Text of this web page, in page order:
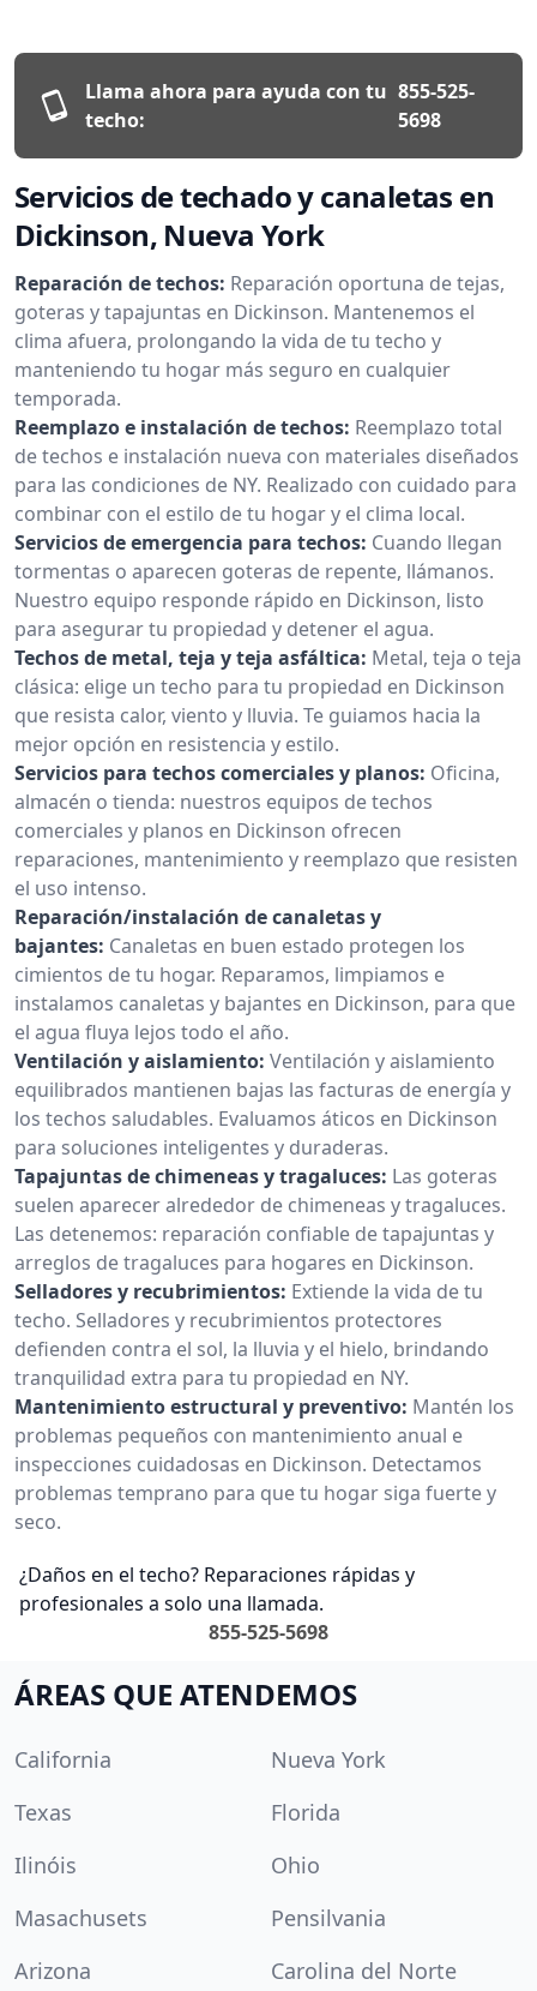
Llama ahora para ayuda con tu
techo:
855-525-
5698
Servicios de techado y canaletas en
Dickinson, Nueva York
Reparación de techos: Reparación oportuna de tejas,
goteras y tapajuntas en Dickinson. Mantenemos el
clima afuera, prolongando la vida de tu techo y
manteniendo tu hogar más seguro en cualquier
temporada.
Reemplazo e instalación de techos: Reemplazo total
de techos e instalación nueva con materiales diseñados
para las condiciones de NY. Realizado con cuidado para
combinar con el estilo de tu hogar y el clima local.
Servicios de emergencia para techos: Cuando llegan
tormentas o aparecen goteras de repente, llámanos.
Nuestro equipo responde rápido en Dickinson, listo
para asegurar tu propiedad y detener el agua.
Techos de metal, teja y teja asfáltica: Metal, teja o teja
clásica: elige un techo para tu propiedad en Dickinson
que resista calor, viento y lluvia. Te guiamos hacia la
mejor opción en resistencia y estilo.
Servicios para techos comerciales y planos: Oficina,
almacén o tienda: nuestros equipos de techos
comerciales y planos en Dickinson ofrecen
reparaciones, mantenimiento y reemplazo que resisten
el uso intenso.
Reparación/instalación de canaletas y
bajantes: Canaletas en buen estado protegen los
cimientos de tu hogar. Reparamos, limpiamos e
instalamos canaletas y bajantes en Dickinson, para que
el agua fluya lejos todo el año.
Ventilación y aislamiento: Ventilación y aislamiento
equilibrados mantienen bajas las facturas de energía y
los techos saludables. Evaluamos áticos en Dickinson
para soluciones inteligentes y duraderas.
Tapajuntas de chimeneas y tragaluces: Las goteras
suelen aparecer alrededor de chimeneas y tragaluces.
Las detenemos: reparación confiable de tapajuntas y
arreglos de tragaluces para hogares en Dickinson.
Selladores y recubrimientos: Extiende la vida de tu
techo. Selladores y recubrimientos protectores
defienden contra el sol, la lluvia y el hielo, brindando
tranquilidad extra para tu propiedad en NY.
Mantenimiento estructural y preventivo: Mantén los
problemas pequeños con mantenimiento anual e
inspecciones cuidadosas en Dickinson. Detectamos
problemas temprano para que tu hogar siga fuerte y
seco.
¿Daños en el techo? Reparaciones rápidas y
profesionales a solo una llamada.
855-525-5698
ÁREAS QUE ATENDEMOS
California
Nueva York
Texas
Florida
Ilinóis
Ohio
Masachusets
Pensilvania
Arizona
Carolina del Norte